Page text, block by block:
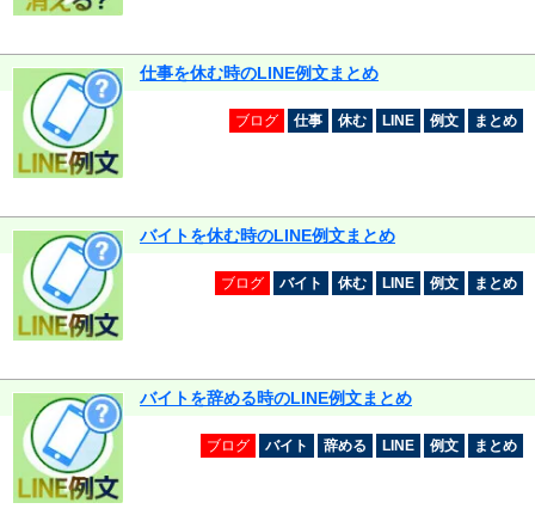
仕事を休む時のLINE例文まとめ
ブログ 仕事 休む LINE 例文 まとめ
バイトを休む時のLINE例文まとめ
ブログ バイト 休む LINE 例文 まとめ
バイトを辞める時のLINE例文まとめ
ブログ バイト 辞める LINE 例文 まとめ